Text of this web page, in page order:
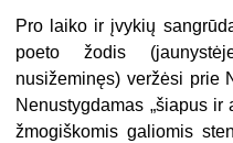
Pro laiko ir įvykių
poeto žodis
nusižeminęs) veržėsi prie
Nenustygdamas „šiapus
žmogiškomis galiomis